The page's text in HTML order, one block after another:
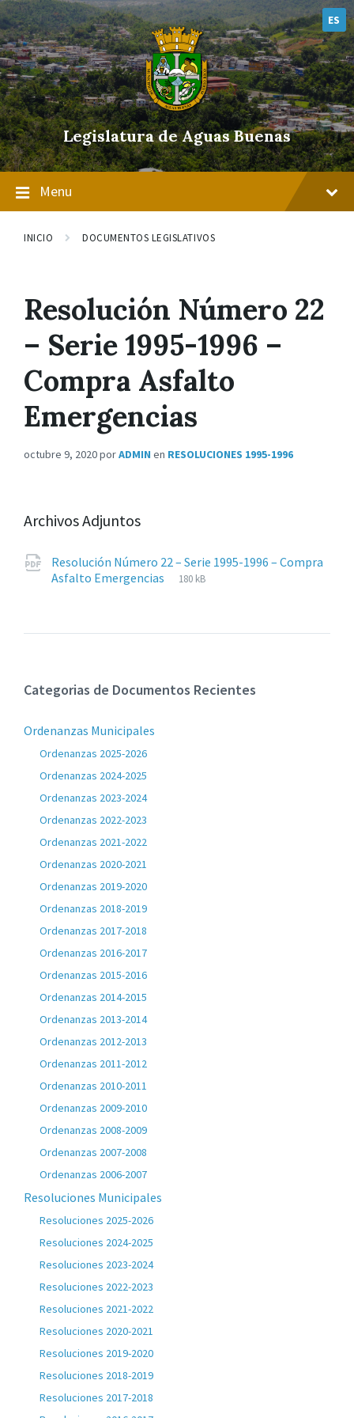
Skip
to
content
Skip
to
main
navigation
Skip
to
footer
ES
Legislatura de Aguas Buenas
Menu
INICIO DOCUMENTOS LEGISLATIVOS
Resolución Número 22
– Serie 1995-1996 –
Compra Asfalto
Emergencias
octubre 9, 2020porADMIN en RESOLUCIONES 1995-1996
Archivos Adjuntos
Resolución Número 22 – Serie 1995-1996 – Compra
Asfalto Emergencias
Extensiones
pdf
Tamaño
180 kB
Categorias de Documentos Recientes
Ordenanzas Municipales
Ordenanzas 2025-2026
Ordenanzas 2024-2025
Ordenanzas 2023-2024
Ordenanzas 2022-2023
Ordenanzas 2021-2022
Ordenanzas 2020-2021
Ordenanzas 2019-2020
Ordenanzas 2018-2019
Ordenanzas 2017-2018
Ordenanzas 2016-2017
Ordenanzas 2015-2016
Ordenanzas 2014-2015
Ordenanzas 2013-2014
Ordenanzas 2012-2013
Ordenanzas 2011-2012
Ordenanzas 2010-2011
Ordenanzas 2009-2010
Ordenanzas 2008-2009
Ordenanzas 2007-2008
Ordenanzas 2006-2007
Resoluciones Municipales
Resoluciones 2025-2026
Resoluciones 2024-2025
Resoluciones 2023-2024
Resoluciones 2022-2023
Resoluciones 2021-2022
Resoluciones 2020-2021
Resoluciones 2019-2020
Resoluciones 2018-2019
Resoluciones 2017-2018